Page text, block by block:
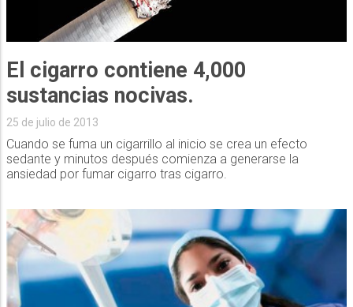
El cigarro contiene 4,000
sustancias nocivas.
25 de julio de 2013
Cuando se fuma un cigarrillo al inicio se crea un efecto
sedante y minutos después comienza a generarse la
ansiedad por fumar cigarro tras cigarro.